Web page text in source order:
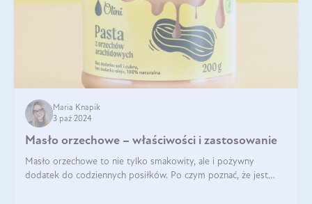
Maria Knapik
3 paź 2024
Masło orzechowe – właściwości i zastosowanie
Masło orzechowe to nie tylko smakowity, ale i pożywny
dodatek do codziennych posiłków. Po czym poznać, że jest